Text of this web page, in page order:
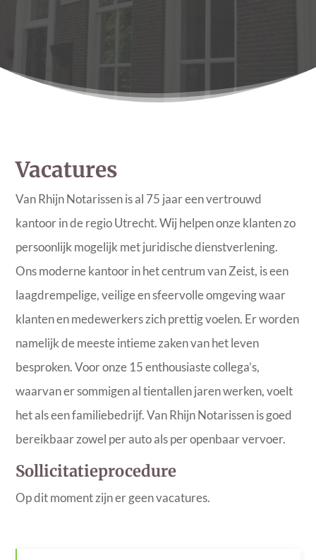
Vacatures
Van Rhijn Notarissen is al 75 jaar een vertrouwd
kantoor in de regio Utrecht. Wij helpen onze klanten zo
persoonlijk mogelijk met juridische dienstverlening.
Ons moderne kantoor in het centrum van Zeist, is een
laagdrempelige, veilige en sfeervolle omgeving waar
klanten en medewerkers zich prettig voelen. Er worden
namelijk de meeste intieme zaken van het leven
besproken. Voor onze 15 enthousiaste collega’s,
waarvan er sommigen al tientallen jaren werken,voelt
het als een familiebedrijf. Van Rhijn Notarissen is goed
bereikbaar zowel per auto als per openbaar vervoer.
Sollicitatieprocedure
Op dit moment zijn er geen vacatures.